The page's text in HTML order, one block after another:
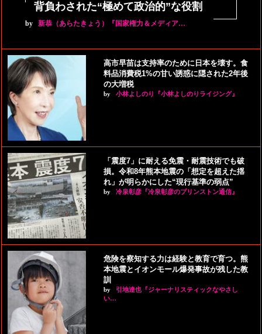
背負わされた“極めて政治的”な役割
by 新恭（あらたきょう）『国家権力＆メディア…
高市早苗は支持率のために日本を壊す。食
料品消費税1%の甘い誘惑に隠された2年後
の大増税
by 小林よしのり『小林よしのりライジング』
「震度7」に耐える免震・耐震技術でも破
損。令和8年熊本地震の「想定を超えた揺
れ」が明らかにした“現行基準の弱点”
by 冷泉彰彦『冷泉彰彦のプリンストン通信』
危険を察知する力は経験と教育で育つ。熊
本地震とイオンモール爆発事故が残した教
訓
by
引地達也『ジャーナリスティックなやさし
い…